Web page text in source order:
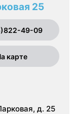
25
49-09
карте
д. 25